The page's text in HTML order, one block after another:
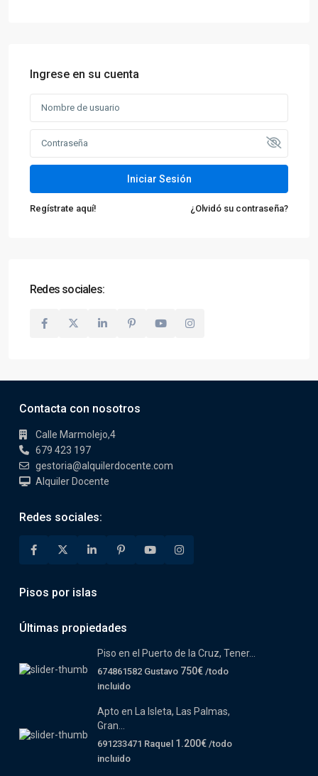
Ingrese en su cuenta
Iniciar Sesión
Regístrate aquí! ¿Olvidó su contraseña?
Redes sociales:
Contacta con nosotros
Calle Marmolejo,4
679 423 197
gestoria@alquilerdocente.com
Alquiler Docente
Redes sociales:
Pisos por islas
Últimas propiedades
Piso en el Puerto de la Cruz, Tener...
674861582 Gustavo 750€ /todo
incluido
Apto en La Isleta, Las Palmas,
Gran...
691233471 Raquel 1.200€ /todo
incluido